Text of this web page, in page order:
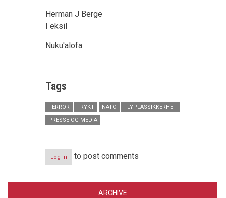
Herman J Berge
I eksil
Nuku'alofa
Tags
TERROR FRYKT NATO
FLYPLASSIKKERHET
PRESSE OG MEDIA
Log in to post comments
ARCHIVE